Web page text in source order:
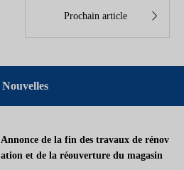
Prochain article 
Nouvelles
Annonce de la fin des travaux de rénov
ation et de la réouverture du magasin